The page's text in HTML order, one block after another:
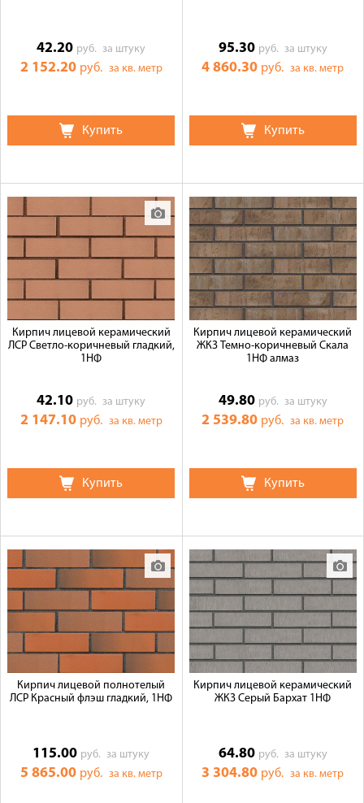
42.20 руб.за штуку
2 152.20 руб. за кв. метр
Купить
95.30 руб. за штуку
4 860.30 руб.за кв. метр
Купить
Кирпич лицевой керамический
ЛСР Светло-коричневый гладкий,
1НФ
42.10 руб.за штуку
2 147.10 руб. за кв. метр
Купить
Кирпич лицевой керамический
ЖКЗ Темно-коричневый Скала
1НФ алмаз
49.80 руб. за штуку
2 539.80 руб.за кв. метр
Купить
Кирпич лицевой полнотелый
ЛСР Красный флэш гладкий, 1НФ
115.00 руб.за штуку
5 865.00 руб. за кв. метр
Кирпич лицевой керамический
ЖКЗ Серый Бархат 1НФ
64.80 руб. за штуку
3 304.80 руб.за кв. метр